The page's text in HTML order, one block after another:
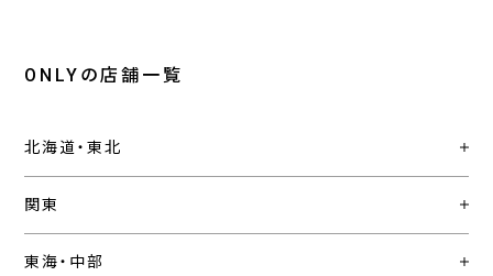
ONLYの店舗一覧
北海道・東北
関東
東海・中部